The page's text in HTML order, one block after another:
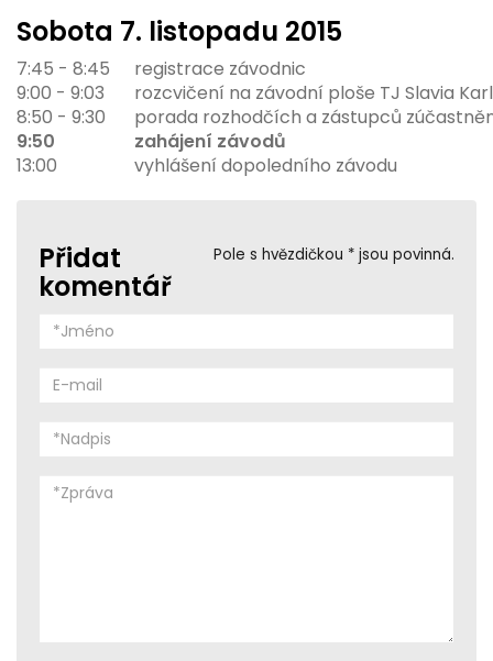
Sobota 7. listopadu 2015
7:45 - 8:45
registrace závodnic
9:00 - 9:03
rozcvičení na závodní ploše TJ Slavia
8:50 - 9:30
porada rozhodčích a zástupců
9:50
zahájení závodů
13:00
vyhlášení dopoledního závodu
Pole s hvězdičkou * jsou povinná.
Přidat
komentář